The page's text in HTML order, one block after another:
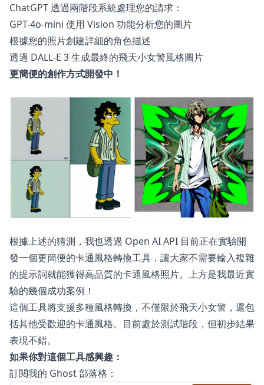
ChatGPT 透過兩階段系統處理您的請求：
GPT-4o-mini 使用 Vision 功能分析您的圖片
根據您的照片創建詳細的角色描述
透過 DALL-E 3 生成最終的飛天小女警風格圖片
更簡便的創作方式開發中！
根據上述的猜測，我也透過 Open AI API 目前正在實驗開
發一個更簡便的卡通風格轉換工具，讓大家不需要輸入複雜
的提示詞就能獲得高品質的卡通風格照片。上方是我最近實
驗的幾個成功案例！
這個工具將支援多種風格轉換，不僅限於飛天小女警，還包
括其他受歡迎的卡通風格。目前處於測試階段，但初步結果
表現不錯。
如果你對這個工具感興趣：
訂閱我的 Ghost 部落格：